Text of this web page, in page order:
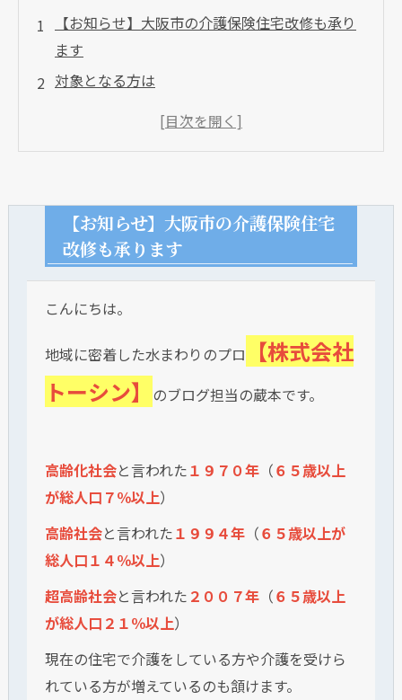
【お知らせ】大阪市の介護保険住宅改修も承り
ます
対象となる方は
【お知らせ】大阪市の介護保険住宅
改修も承ります
こんにちは。
地域に密着した水まわりのプロ
【株式会社
トーシン】
のブログ担当の蔵本です。
高齢化社会と言われた１９７０年（６５歳以上
が総人口７％以上）
高齢社会と言われた１９９４年（６５歳以上が
総人口１４％以上）
超高齢社会と言われた ２００７年（６５歳以上
が総人口２１％以上）
現在の住宅で介護をしている方や介護を受けら
れている方が増えているのも頷けます。